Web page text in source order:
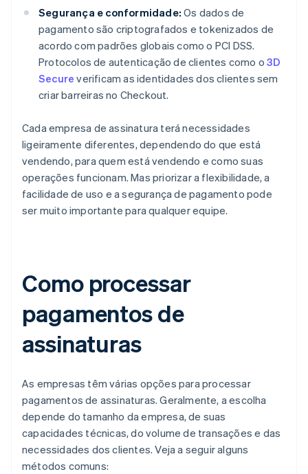
Segurança e conformidade: Os dados de
pagamento são criptografados e tokenizados de
acordo com padrões globais como o PCI DSS.
Protocolos de autenticação de clientes como o3D
Secure verificam as identidades dos clientes sem
criar barreiras no Checkout.
Cada empresa de assinatura terá necessidades
ligeiramente diferentes, dependendo do que está
vendendo, para quem está vendendo e como suas
operações funcionam. Mas priorizar a flexibilidade, a
facilidade de uso e a segurança de pagamento pode
ser muito importante para qualquer equipe.
Como processar
pagamentos de
assinaturas
As empresas têm várias opções para processar
pagamentos de assinaturas. Geralmente, a escolha
depende do tamanho da empresa, de suas
capacidades técnicas, do volume de transações e das
necessidades dos clientes. Veja a seguir alguns
métodos comuns: